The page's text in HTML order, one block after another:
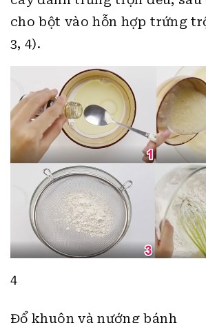
cho bột vào hỗn hợp trứng
3, 4).
4
Đổ khuôn và nướng bánh